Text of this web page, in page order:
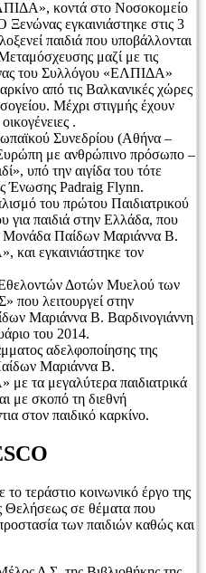
κοντά στο Νοσοκομείο
εγκαινιάστηκε στις 3
παιδιά που υποβάλλονται
μαζί με τις
του Συλλόγου «ΕΛΠΙΔΑ»
από τις Βαλκανικές χώρες
Μέχρι στιγμής έχουν
.
Συνεδρίου (Αθήνα –
με ανθρώπινο πρόσωπο –
υπό την αιγίδα του τότε
Ένωσης Padraig Flynn.
του πρώτου Παιδιατρικού
για παιδιά στην Ελλάδα, που
Μονάδα Παίδων Μαριάννα Β.
και εγκαινιάστηκε τον
Δοτών Μυελού των
λειτουργεί στην
Μαριάννα Β. Βαρδινογιάννη
του 2014.
αδελφοποίησης της
Μαριάννα Β.
τα μεγαλύτερα παιδιατρικά
με σκοπό τη διεθνή
στον παιδικό καρκίνο.
τεράστιο κοινωνικό έργο της
Θελήσεως σε θέματα που
των παιδιών καθώς και